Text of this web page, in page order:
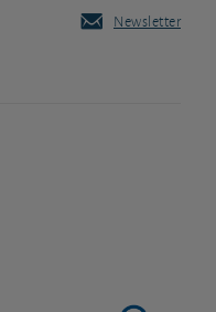
Newsletter